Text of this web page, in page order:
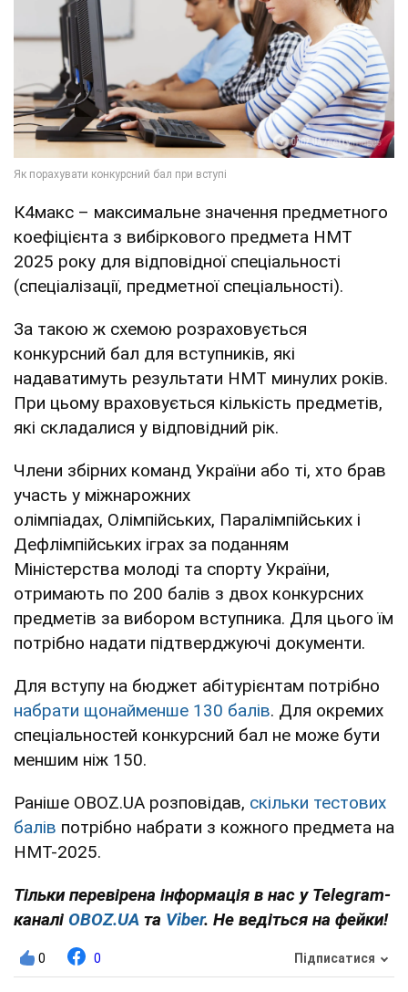
К4макс – максимальне значення предметного
коефіцієнта з вибіркового предмета НМТ
2025 року для відповідної спеціальності
(спеціалізації, предметної спеціальності).
За такою ж схемою розраховується
конкурсний бал для вступників, які
надаватимуть результати НМТ минулих років.
При цьому враховується кількість предметів,
які складалися у відповідний рік.
Члени збірних команд України або ті, хто брав
участь у міжнарожних
олімпіадах, Олімпійських, Паралімпійських і
Дефлімпійських іграх за поданням
Міністерства молоді та спорту України,
отримають по 200 балів з двох конкурсних
предметів за вибором вступника. Для цього їм
потрібно надати підтверджуючі документи.
Для вступу на бюджет абітурієнтам потрібно
набрати щонайменше 130 балів. Для окремих
спеціальностей конкурсний бал не може бути
меншим ніж 150.
Раніше OBOZ.UA розповідав, скільки тестових
балів потрібно набрати з кожного предмета на
НМТ-2025.
Тільки перевірена інформація в нас у Telegram-
каналі OBOZ.UA та Viber. Не ведіться на фейки!
0 0 Підписатися